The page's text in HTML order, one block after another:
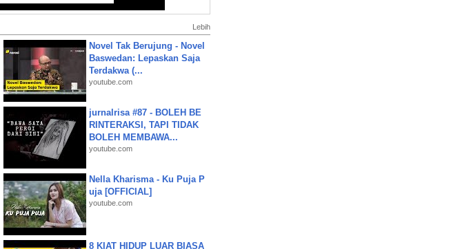
Lebih
Novel Tak Berujung - Novel
Baswedan: Lepaskan Saja
Terdakwa (...
youtube.com
jurnalrisa #87 - BOLEH BE
RINTERAKSI, TAPI TIDAK
BOLEH MEMBAWA...
youtube.com
Nella Kharisma - Ku Puja P
uja [OFFICIAL]
youtube.com
8 KIAT HIDUP LUAR BIASA